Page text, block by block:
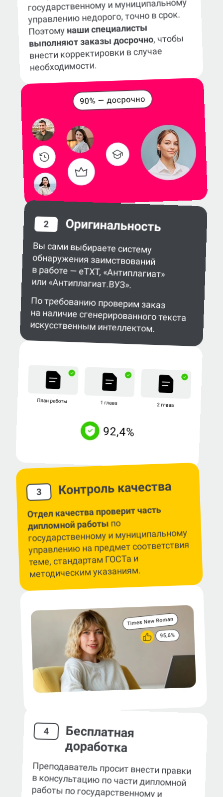
государственному и муниципальному
управлению недорого, точно в срок.
Поэтому наши специалисты
выполняют заказы досрочно, чтобы
внести корректировки в случае
необходимости.
2 Оригинальность
Вы сами выбираете систему
обнаружения заимствований
в работе — eTXT, «Антиплагиат»
или «Антиплагиат.ВУЗ».
По требованию проверим заказ
на наличие сгенерированного текста
искусственным интеллектом.
3 Контроль качества
Отдел качества проверит часть
дипломной работы по
государственному и муниципальному
управлению на предмет соответствия
теме, стандартам ГОСТа и
методическим указаниям.
4 Бесплатная
доработка
Преподаватель просит внести правки
в консультацию по части дипломной
работы по государственному и